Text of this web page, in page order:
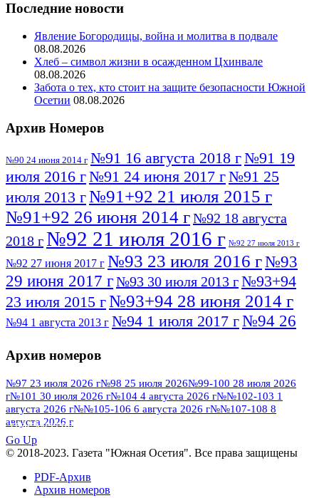
Последние новости
Явление Богородицы, война и молитва в подвале
08.08.2026
Хлеб – символ жизни в осажденном Цхинвале
08.08.2026
Забота о тех, кто стоит на защите безопасности Южной
Осетии 08.08.2026
Архив Номеров
№90 24 июня 2014 г №91 16 августа 2018 г№91 19
июля 2016 г№91 24 июня 2017 г№91 25
июля 2013 г№91+92 21 июля 2015 г
№91+92 26 июня 2014 г№92 18 августа
2018 г№92 21 июля 2016 г №92 27 июля 2013 г
№92 27 июня 2017 г №93 23 июля 2016 г№93
29 июня 2017 г№93 30 июля 2013 г№93+94
23 июля 2015 г№93+94 28 июня 2014 г
№94 1 августа 2013 г №94 1 июля 2017 г№94 26
№95 7 августа 2012 г
№95 28 июля 2016 г №95+96 3 августа
2013 г№96 6 июля 2017 г№96 9 августа
2012 г №96 28 июля 2015 г
№96+97 30 июля 2016 г
№97 11 августа 2012 г
№97 30 июля 2015 г
Архив номеров
№97 23 июля 2026 г№98 25 июля 2026№99-100 28 июля 2026
г№101 30 июля 2026 г№104 4 августа 2026 г№№102-103 1
августа 2026 г№№105-106 6 августа 2026 г№№107-108 8
августа 2026 г
ПОСМОТРЕТЬ ВСЕ
Go Up
© 2018-2023. Газета "Южная Осетия". Все права защищены
PDF-Архив
Архив номеров